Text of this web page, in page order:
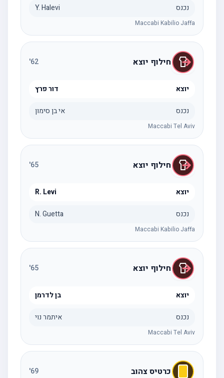
נכנס Y. Halevi
Maccabi Kabilio Jaffa
חילוף יוצא 62
'
יוצא דור פרץ
נכנס אי בן סימון
Maccabi Tel Aviv
חילוף יוצא 65
'
יוצא R. Levi
נכנס N. Guetta
Maccabi Kabilio Jaffa
חילוף יוצא 65
'
יוצא בן לדרמן
נכנס איתמר נוי
Maccabi Tel Aviv
כרטיס צהוב 69
'